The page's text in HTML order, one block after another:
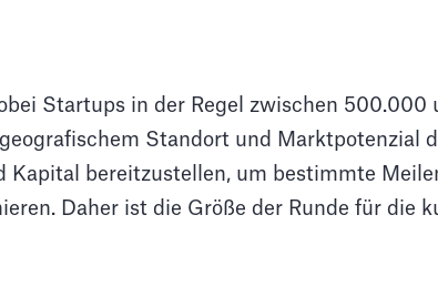
Startups in der Regel zwischen 500.000
Standort und Marktpotenzial
bereitzustellen, um bestimmte
Daher ist die Größe der Runde für die